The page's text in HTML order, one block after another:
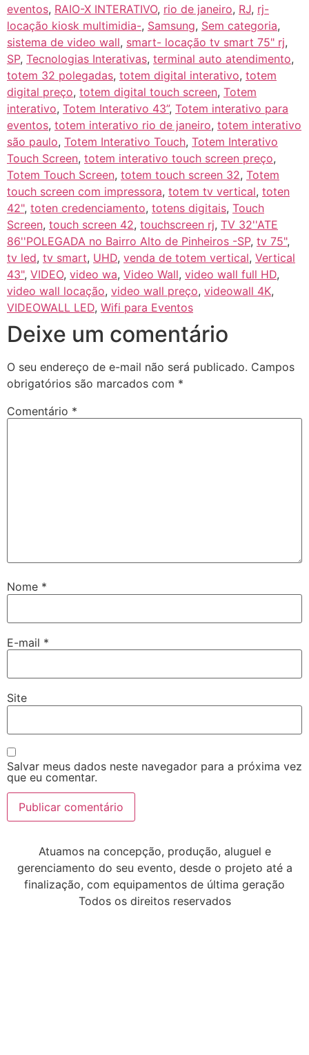
eventos, RAIO-X INTERATIVO, rio de janeiro, RJ, rj-
locação kiosk multimidia-, Samsung, Sem categoria,
sistema de video wall, smart- locação tv smart 75" rj,
SP, Tecnologias Interativas, terminal auto atendimento,
totem 32 polegadas, totem digital interativo, totem
digital preço, totem digital touch screen, Totem
interativo, Totem Interativo 43”, Totem interativo para
eventos, totem interativo rio de janeiro, totem interativo
são paulo, Totem Interativo Touch, Totem Interativo
Touch Screen, totem interativo touch screen preço,
Totem Touch Screen, totem touch screen 32, Totem
touch screen com impressora, totem tv vertical, toten
42", toten credenciamento, totens digitais, Touch
Screen, touch screen 42, touchscreen rj, TV 32''ATE
86''POLEGADA no Bairro‎ Alto de Pinheiros‎ -SP, tv 75",
tv led, tv smart, UHD, venda de totem vertical, Vertical
43", VIDEO, video wa, Video Wall, video wall full HD,
video wall locação, video wall preço, videowall 4K,
VIDEOWALL LED, Wifi para Eventos
Deixe um comentário
O seu endereço de e-mail não será publicado. Campos
obrigatórios são marcados com *
Comentário *
Nome *
E-mail *
Site
Salvar meus dados neste navegador para a próxima vez
que eu comentar.
Atuamos na concepção, produção, aluguel e
gerenciamento do seu evento, desde o projeto até a
finalização, com equipamentos de última geração
Todos os direitos reservados